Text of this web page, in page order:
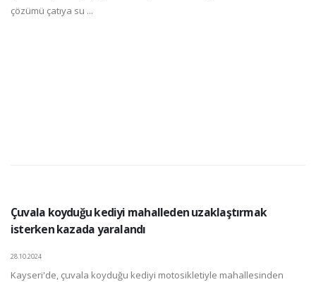
çözümü çatıya su ...
Çuvala koyduğu kediyi mahalleden uzaklaştırmak
isterken kazada yaralandı
28.10.2024
Kayseri'de, çuvala koyduğu kediyi motosikletiyle mahallesinden